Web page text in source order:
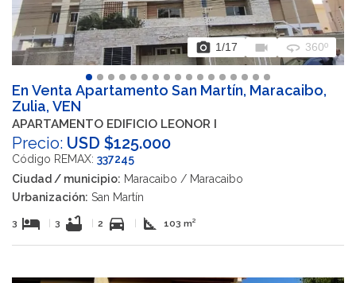
photo_camera 1/17 videocam 360 360º
En Venta Apartamento San Martín, Maracaibo,
Zulia, VEN
APARTAMENTO EDIFICIO LEONOR I
Precio: USD $125.000
Código REMAX: 337245
Ciudad / municipio: Maracaibo / Maracaibo
Urbanización: San Martín
3 hotel 3 bathtub 2 directions_car square_foot 103 m²